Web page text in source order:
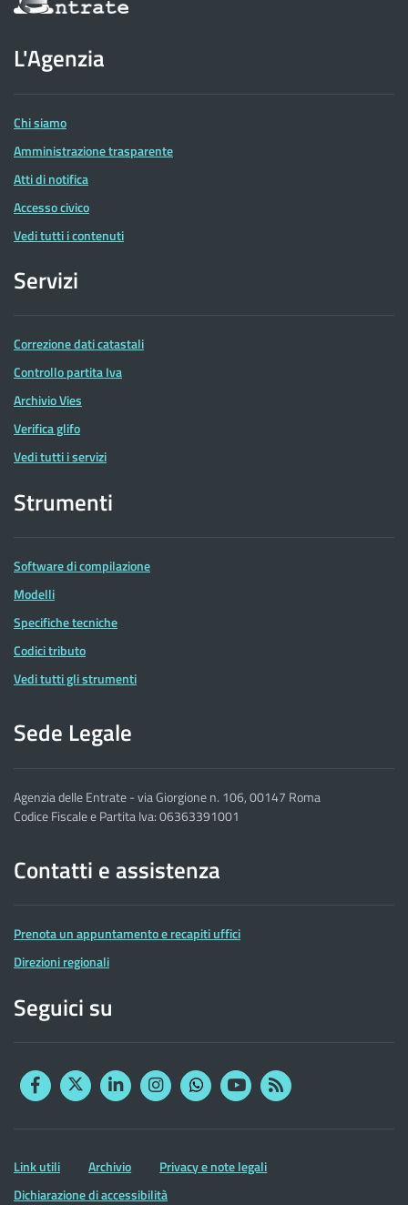
sul
dell'Agenzia
delle
Entrate
L'Agenzia
Chi siamo
Amministrazione trasparente
Atti di notifica
Accesso civico
Vedi tutti i contenuti
Servizi
Correzione dati catastali
Controllo partita Iva
Archivio Vies
Verifica glifo
Vedi tutti i servizi
Strumenti
Software di compilazione
Modelli
Specifiche tecniche
Codici tributo
Vedi tutti gli strumenti
Sede Legale
Agenzia delle Entrate - via Giorgione n. 106, 00147 Roma
Codice Fiscale e Partita Iva: 06363391001
Contatti e assistenza
Prenota un appuntamento e recapiti uffici
Direzioni regionali
Seguici su
FacebookTwitterLinkedinInstagram
YouTubeRSS
Altre
informazioni
Link utili Archivio
Privacy e note legali
Dichiarazione di accessibilità